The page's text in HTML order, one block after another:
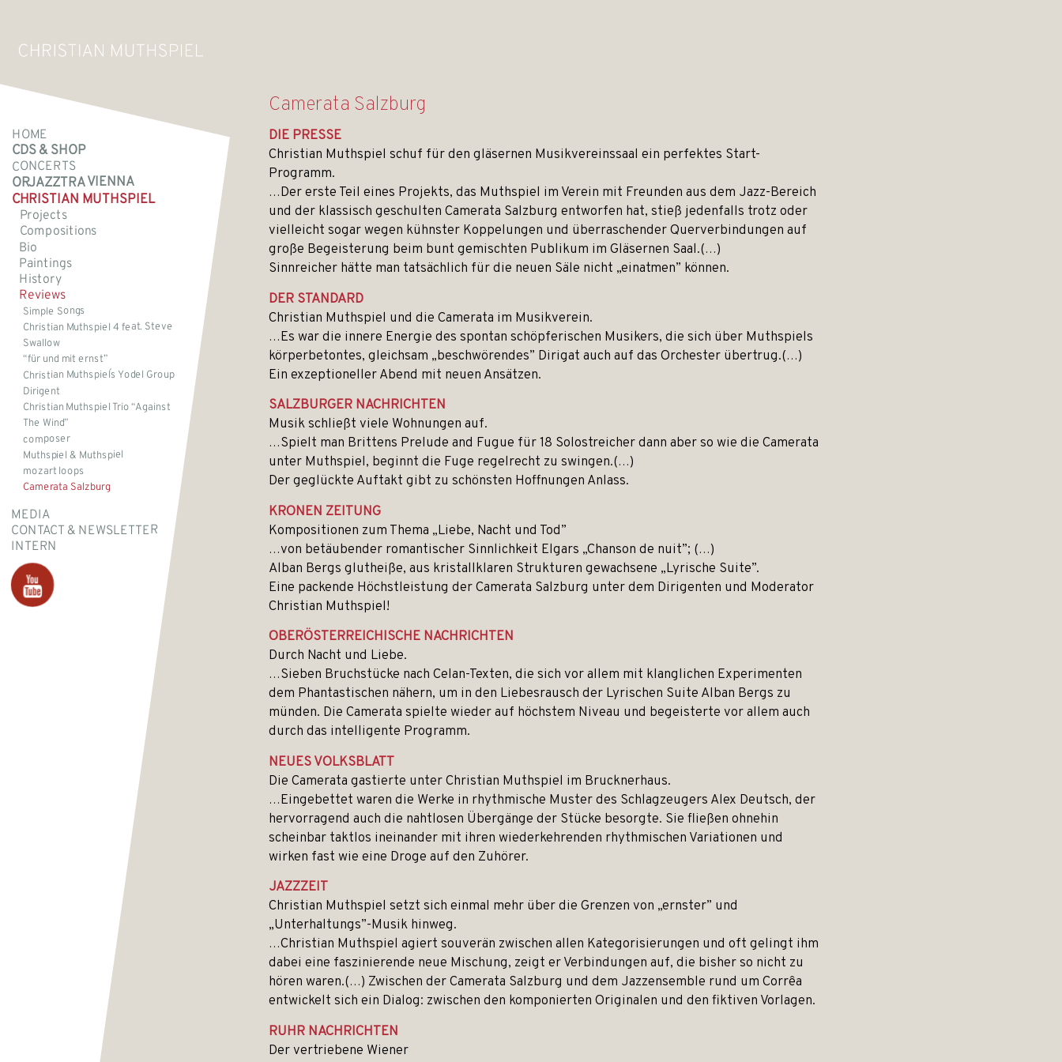
Camerata Salzburg
DIE PRESSE
Christian Muthspiel schuf für den gläsernen Musikvereinssaal ein perfektes Start-
Programm.
…Der erste Teil eines Projekts, das Muthspiel im Verein mit Freunden aus dem Jazz-Bereich
und der klassisch geschulten Camerata Salzburg entworfen hat, stieß jedenfalls trotz oder
vielleicht sogar wegen kühnster Koppelungen und überraschender Querverbindungen auf
große Begeisterung beim bunt gemischten Publikum im Gläsernen Saal.(…)
Sinnreicher hätte man tatsächlich für die neuen Säle nicht „einatmen” können.
DER STANDARD
Christian Muthspiel und die Camerata im Musikverein.
…Es war die innere Energie des spontan schöpferischen Musikers, die sich über Muthspiels
körperbetontes, gleichsam „beschwörendes” Dirigat auch auf das Orchester übertrug.(…)
Ein exzeptioneller Abend mit neuen Ansätzen.
SALZBURGER NACHRICHTEN
Musik schließt viele Wohnungen auf.
…Spielt man Brittens Prelude and Fugue für 18 Solostreicher dann aber so wie die Camerata
unter Muthspiel, beginnt die Fuge regelrecht zu swingen.(…)
Der geglückte Auftakt gibt zu schönsten Hoffnungen Anlass.
KRONEN ZEITUNG
Kompositionen zum Thema „Liebe, Nacht und Tod”
…von betäubender romantischer Sinnlichkeit Elgars „Chanson de nuit”; (…)
Alban Bergs glutheiße, aus kristallklaren Strukturen gewachsene „Lyrische Suite”.
Eine packende Höchstleistung der Camerata Salzburg unter dem Dirigenten und Moderator
Christian Muthspiel!
OBERÖSTERREICHISCHE NACHRICHTEN
Durch Nacht und Liebe.
…Sieben Bruchstücke nach Celan-Texten, die sich vor allem mit klanglichen Experimenten
dem Phantastischen nähern, um in den Liebesrausch der Lyrischen Suite Alban Bergs zu
münden. Die Camerata spielte wieder auf höchstem Niveau und begeisterte vor allem auch
durch das intelligente Programm.
NEUES VOLKSBLATT
Die Camerata gastierte unter Christian Muthspiel im Brucknerhaus.
…Eingebettet waren die Werke in rhythmische Muster des Schlagzeugers Alex Deutsch, der
hervorragend auch die nahtlosen Übergänge der Stücke besorgte. Sie fließen ohnehin
scheinbar taktlos ineinander mit ihren wiederkehrenden rhythmischen Variationen und
wirken fast wie eine Droge auf den Zuhörer.
JAZZZEIT
Christian Muthspiel setzt sich einmal mehr über die Grenzen von „ernster” und
„Unterhaltungs”-Musik hinweg.
…Christian Muthspiel agiert souverän zwischen allen Kategorisierungen und oft gelingt ihm
dabei eine faszinierende neue Mischung, zeigt er Verbindungen auf, die bisher so nicht zu
hören waren.(…) Zwischen der Camerata Salzburg und dem Jazzensemble rund um Corrêa
entwickelt sich ein Dialog: zwischen den komponierten Originalen und den fiktiven Vorlagen.
RUHR NACHRICHTEN
Der vertriebene Wiener
HOME
CDS & SHOP
CONCERTS
ORJAZZTRA VIENNA
CHRISTIAN MUTHSPIEL
Projects
Compositions
Bio
Paintings
History
Reviews
Simple Songs
Christian Muthspiel 4 feat. Steve
Swallow
“für und mit ernst”
Christian Muthspiel´s Yodel Group
Dirigent
Christian Muthspiel Trio “Against
The Wind”
composer
Muthspiel & Muthspiel
mozart loops
Camerata Salzburg
MEDIA
CONTACT & NEWSLETTER
INTERN